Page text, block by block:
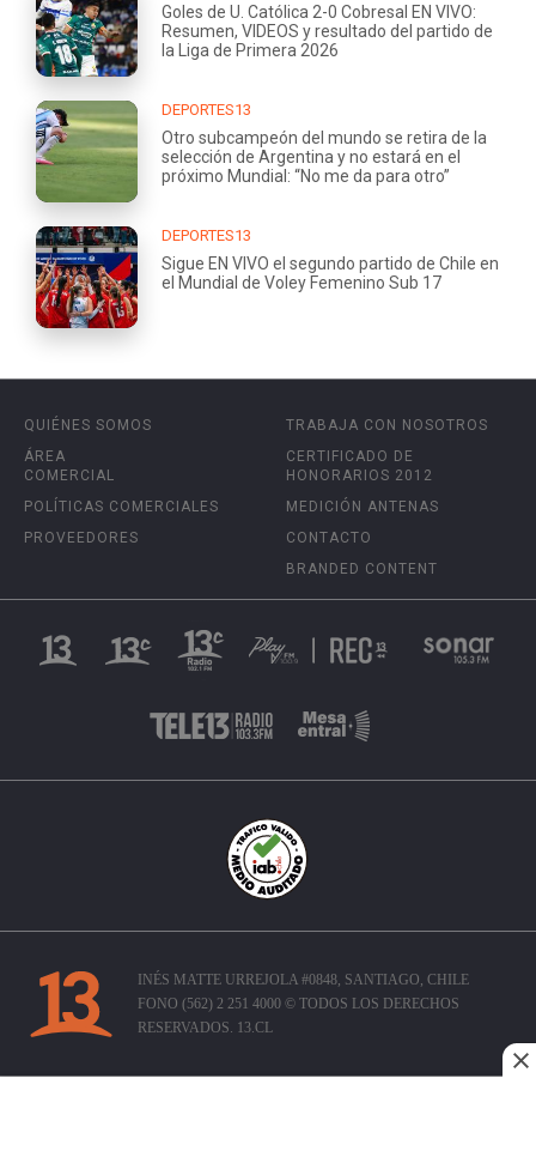
Goles de U. Católica 2-0 Cobresal EN VIVO:
Resumen, VIDEOS y resultado del partido de
la Liga de Primera 2026
DEPORTES13
Otro subcampeón del mundo se retira de la
selección de Argentina y no estará en el
próximo Mundial: “No me da para otro”
DEPORTES13
Sigue EN VIVO el segundo partido de Chile en
el Mundial de Voley Femenino Sub 17
QUIÉNES SOMOS
ÁREA
COMERCIAL
POLÍTICAS COMERCIALES
PROVEEDORES
TRABAJA CON NOSOTROS
CERTIFICADO DE
HONORARIOS 2012
MEDICIÓN ANTENAS
CONTACTO
BRANDED CONTENT
INÉS MATTE URREJOLA #0848, SANTIAGO, CHILE
FONO (562) 2 251 4000 © TODOS LOS DERECHOS
RESERVADOS. 13.CL